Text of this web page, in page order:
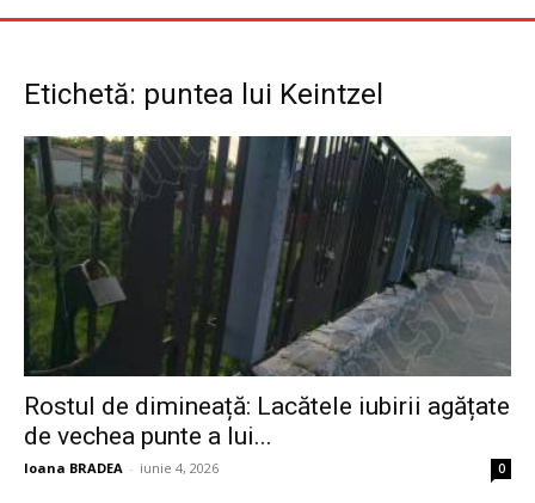
Etichetă: puntea lui Keintzel
Rostul de dimineață: Lacătele iubirii agățate
de vechea punte a lui...
Ioana BRADEA - iunie 4, 2026 0